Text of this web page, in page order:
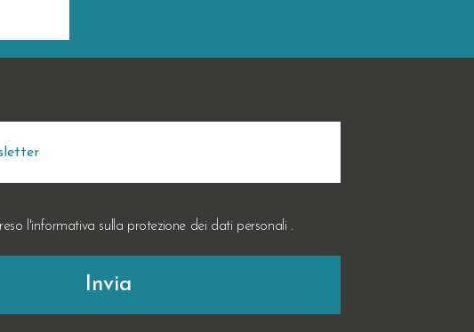
l'informativa sulla protezione dei dati personali .